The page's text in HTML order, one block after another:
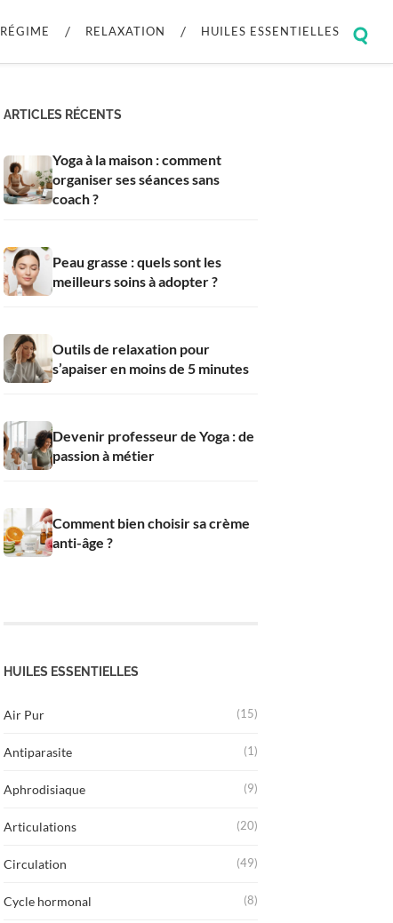
RÉGIME RELAXATION HUILES ESSENTIELLES
field
ARTICLES RÉCENTS
Yoga à la maison : comment
organiser ses séances sans
coach ?
Peau grasse : quels sont les
meilleurs soins à adopter ?
Outils de relaxation pour
s’apaiser en moins de 5 minutes
Devenir professeur de Yoga : de
passion à métier
Comment bien choisir sa crème
anti-âge ?
HUILES ESSENTIELLES
Air Pur (15)
Antiparasite (1)
Aphrodisiaque (9)
Articulations (20)
Circulation (49)
Cycle hormonal (8)